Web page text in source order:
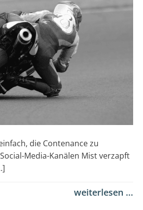
die Contenance zu
Media-Kanälen Mist verzapft
weiterlesen ...